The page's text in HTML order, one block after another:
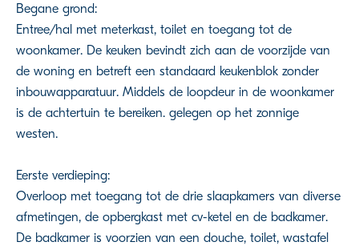
Begane grond:
Entree/hal met meterkast, toilet en toegang tot de
woonkamer. De keuken bevindt zich aan de voorzijde van
de woning en betreft een standaard keukenblok zonder
inbouwapparatuur. Middels de loopdeur in de woonkamer
is de achtertuin te bereiken. gelegen op het zonnige
westen.
Eerste verdieping:
Overloop met toegang tot de drie slaapkamers van diverse
afmetingen, de opbergkast met cv-ketel en de badkamer.
De badkamer is voorzien van een douche, toilet, wastafel